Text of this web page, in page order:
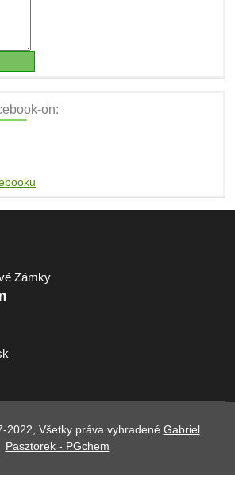
on:
Zámky
2022, Všetky práva vyhradené Gabriel
Pasztorek - PGchem